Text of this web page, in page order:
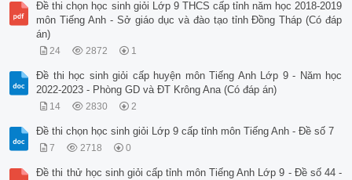
Đề thi chọn học sinh giỏi Lớp 9 THCS cấp tỉnh năm học 2018-2019
môn Tiếng Anh - Sở giáo dục và đào tạo tỉnh Đồng Tháp (Có đáp
án)
24 2872 1
Đề thi học sinh giỏi cấp huyện môn Tiếng Anh Lớp 9 - Năm học
2022-2023 - Phòng GD và ĐT Krông Ana (Có đáp án)
14 2830 2
Đề thi chọn học sinh giỏi Lớp 9 cấp tỉnh môn Tiếng Anh - Đề số 7
7 2718 0
Đề thi thử học sinh giỏi cấp tỉnh môn Tiếng Anh Lớp 9 - Đề số 44 -